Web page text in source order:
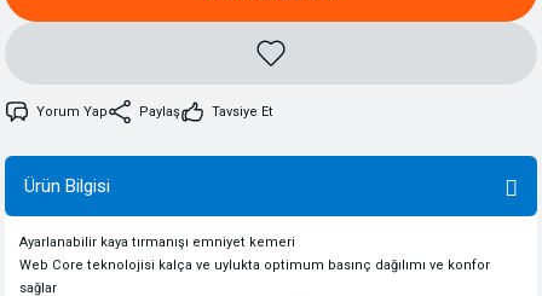
Yorum Yap Paylaş Tavsiye Et
Ürün Bilgisi
Ayarlanabilir kaya tırmanışı emniyet kemeri
Web Core teknolojisi kalça ve uylukta optimum basınç dağılımı ve konfor
sağlar